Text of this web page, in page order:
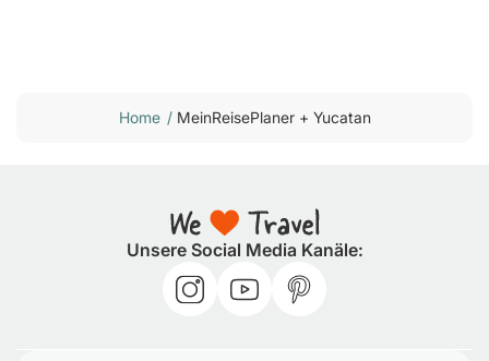
Home / MeinReisePlaner + Yucatan
Unsere Social Media Kanäle: